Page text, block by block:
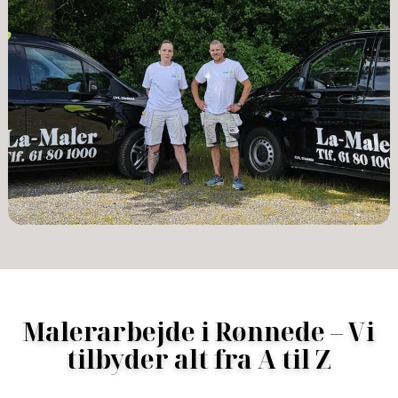
få i stedet en løsning, du kan være stolt af.
Vi er klar, når du er –kontakt osfor et godt tilbud.
Malerarbejde i Rønnede – Vi
tilbyder alt fra A til Z